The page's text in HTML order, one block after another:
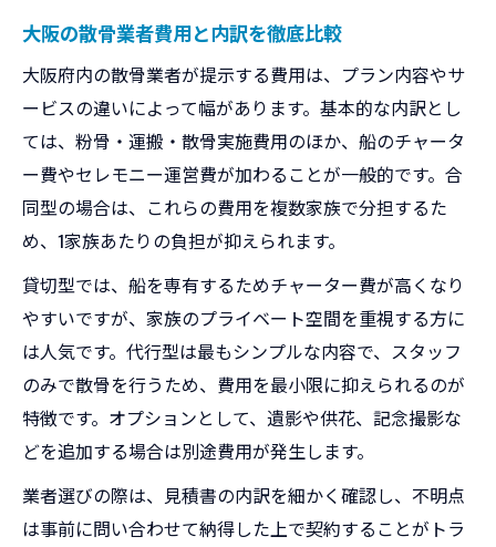
大阪の散骨業者費用と内訳を徹底比較
大阪府内の散骨業者が提示する費用は、プラン内容やサ
ービスの違いによって幅があります。基本的な内訳とし
ては、粉骨・運搬・散骨実施費用のほか、船のチャータ
ー費やセレモニー運営費が加わることが一般的です。合
同型の場合は、これらの費用を複数家族で分担するた
め、1家族あたりの負担が抑えられます。
貸切型では、船を専有するためチャーター費が高くなり
やすいですが、家族のプライベート空間を重視する方に
は人気です。代行型は最もシンプルな内容で、スタッフ
のみで散骨を行うため、費用を最小限に抑えられるのが
特徴です。オプションとして、遺影や供花、記念撮影な
どを追加する場合は別途費用が発生します。
業者選びの際は、見積書の内訳を細かく確認し、不明点
は事前に問い合わせて納得した上で契約することがトラ